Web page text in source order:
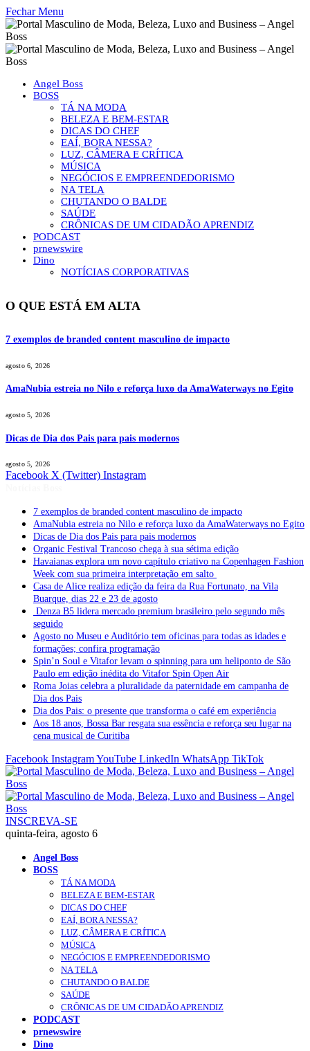
Fechar Menu
Angel Boss
BOSS
TÁ NA MODA
BELEZA E BEM-ESTAR
DICAS DO CHEF
EAÍ, BORA NESSA?
LUZ, CÂMERA E CRÍTICA
MÚSICA
NEGÓCIOS E EMPREENDEDORISMO
NA TELA
CHUTANDO O BALDE
SAÚDE
CRÔNICAS DE UM CIDADÃO APRENDIZ
PODCAST
prnewswire
Dino
NOTÍCIAS CORPORATIVAS
O QUE ESTÁ EM ALTA
7 exemplos de branded content masculino de impacto
agosto 6, 2026
AmaNubia estreia no Nilo e reforça luxo da AmaWaterways no Egito
agosto 5, 2026
Dicas de Dia dos Pais para pais modernos
agosto 5, 2026
Facebook X (Twitter) Instagram
7 exemplos de branded content masculino de impacto
AmaNubia estreia no Nilo e reforça luxo da AmaWaterways no Egito
Dicas de Dia dos Pais para pais modernos
Organic Festival Trancoso chega à sua sétima edição
Havaianas explora um novo capítulo criativo na Copenhagen Fashion
Week com sua primeira interpretação em salto
Casa de Alice realiza edição da feira da Rua Fortunato, na Vila
Buarque, dias 22 e 23 de agosto
Denza B5 lidera mercado premium brasileiro pelo segundo mês
seguido
Agosto no Museu e Auditório tem oficinas para todas as idades e
formações; confira programação
Spin’n Soul e Vitafor levam o spinning para um heliponto de São
Paulo em edição inédita do Vitafor Spin Open Air
Roma Joias celebra a pluralidade da paternidade em campanha de
Dia dos Pais
Dia dos Pais: o presente que transforma o café em experiência
Aos 18 anos, Bossa Bar resgata sua essência e reforça seu lugar na
cena musical de Curitiba
Facebook InstagramYouTube LinkedIn WhatsApp TikTok
INSCREVA-SE
quinta-feira, agosto 6
Angel Boss
BOSS
TÁ NA MODA
BELEZA E BEM-ESTAR
DICAS DO CHEF
EAÍ, BORA NESSA?
LUZ, CÂMERA E CRÍTICA
MÚSICA
NEGÓCIOS E EMPREENDEDORISMO
NA TELA
CHUTANDO O BALDE
SAÚDE
CRÔNICAS DE UM CIDADÃO APRENDIZ
PODCAST
prnewswire
Dino